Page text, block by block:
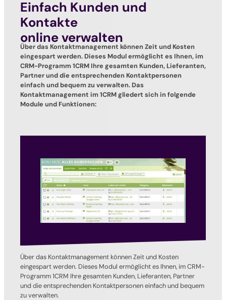
Einfach Kunden und
Kontakte
online verwalten
Über das Kontaktmanagement können Zeit und Kosten
eingespart werden. Dieses Modul ermöglicht es Ihnen, im
CRM-Programm 1CRM Ihre gesamten Kunden, Lieferanten,
Partner und die entsprechenden Kontaktpersonen
einfach und bequem zu verwalten. Das
Kontaktmanagement im 1CRM gliedert sich in folgende
Module und Funktionen:
Über das Kontaktmanagement können Zeit und Kosten
eingespart werden. Dieses Modul ermöglicht es Ihnen, im CRM-
Programm 1CRM Ihre gesamten Kunden, Lieferanten, Partner
und die entsprechenden Kontaktpersonen einfach und bequem
zu verwalten.